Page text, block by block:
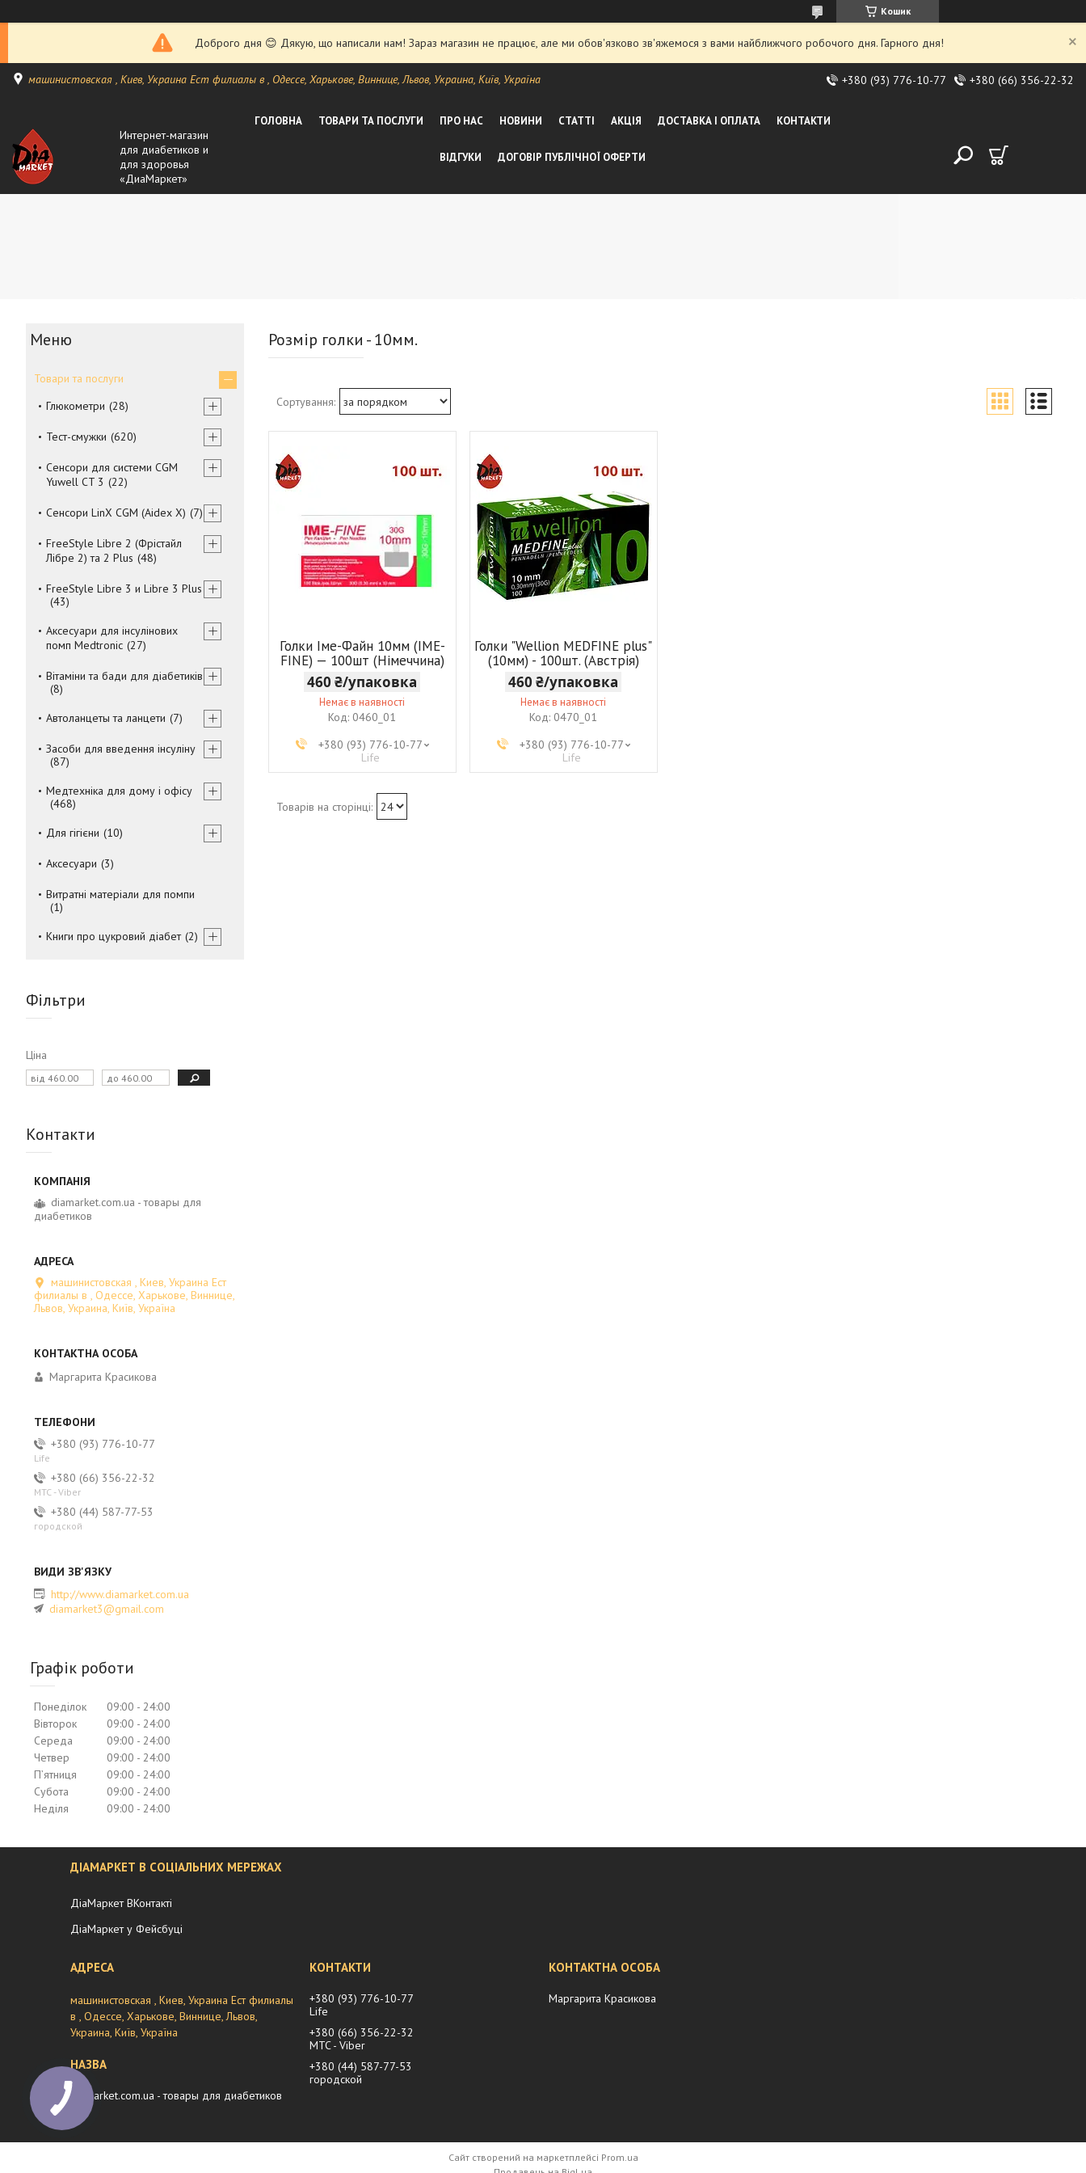
Кошик
Доброго дня 😊 Дякую, що написали нам! Зараз магазин не працює, але ми обов'язково зв'яжемося з вами найближчого робочого дня. Гарного дня!
машинистовская , Киев, Украина Ест филиалы в , Одессе, Харькове, Виннице, Львов, Украина, Київ, Україна +380 (93) 776-10-77 +380 (66) 356-22-32
Интернет-магазин
для диабетиков и
для здоровья
«ДиаМаркет»
ГОЛОВНА ТОВАРИ ТА ПОСЛУГИ ПРО НАС НОВИНИ СТАТТІ АКЦІЯ ДОСТАВКА І ОПЛАТА КОНТАКТИ
ВІДГУКИ ДОГОВІР ПУБЛІЧНОЇ ОФЕРТИ
Розмір голки - 10мм.
Голки Іме-Файн 10мм (IME-
FINE) — 100шт (Німеччина)
460 ₴/упаковка
Немає в наявності
0460_01
+380 (93) 776-10-77
Life
Голки "Wellion MEDFINE plus"
(10мм) - 100шт. (Австрія)
460 ₴/упаковка
Немає в наявності
0470_01
+380 (93) 776-10-77
Life
Товари та послуги
Глюкометри 28
Тест-смужки 620
Сенсори для системи CGM
Yuwell CT 3
22
Сенсори LinX CGM (Aidex X) 7
FreeStyle Libre 2 (Фрістайл
Лібре 2) та 2 Plus 48
FreeStyle Libre 3 и Libre 3 Plus
43
Аксесуари для інсулінових
помп Medtronic 27
Вітаміни та бади для діабетиків
8
Автоланцеты та ланцети
7
Засоби для введення інсуліну
87
Медтехніка для дому і офісу
468
Для гігієни
10
Аксесуари 3
Витратні матеріали для помпи
1
Книги про цукровий діабет 2
Фільтри
Ціна
Контакти
diamarket.com.ua - товары для
диабетиков
машинистовская , Киев, Украина Ест
филиалы в , Одессе, Харькове, Виннице,
Львов, Украина, Київ, Україна
Маргарита Красикова
+380 (93) 776-10-77
Life
+380 (66) 356-22-32
MTC - Viber
+380 (44) 587-77-53
городской
http://www.diamarket.com.ua
diamarket3@gmail.com
Графік роботи
Понеділок 09:00
24:00
Вівторок
09:00
24:00
Середа
09:00
24:00
Четвер
09:00
24:00
Пʼятниця
09:00
24:00
Субота
09:00
24:00
Неділя
09:00 24:00
ДІАМАРКЕТ В СОЦІАЛЬНИХ МЕРЕЖАХ
ДіаМаркет ВКонтакті
ДіаМаркет у Фейсбуці
машинистовская , Киев, Украина Ест филиалы
в , Одессе, Харькове, Виннице, Львов,
Украина, Київ, Україна
diamarket.com.ua - товары для диабетиков
+380 (93) 776-10-77
Life
+380 (66) 356-22-32
MTC - Viber
+380 (44) 587-77-53
городской
Маргарита Красикова
Сайт створений на маркетплейсі Prom.ua